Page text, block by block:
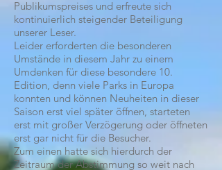
Publikumspreises und erfreute sich
kontinuierlich steigender Beteiligung
unserer Leser.
Leider erforderten die besonderen
Umstände in diesem Jahr zu einem
Umdenken für diese besondere 10.
Edition, denn viele Parks in Europa
konnten und können Neuheiten in dieser
Saison erst viel später öffnen, starteten
erst mit großer Verzögerung oder öffneten
erst gar nicht für die Besucher.
Zum einen hatte sich hierdurch der
Zeitraum der Abstimmung so weit nach